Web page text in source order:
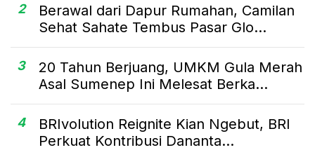
2
Berawal dari Dapur Rumahan, Camilan
Sehat Sahate Tembus Pasar Glo...
3
20 Tahun Berjuang, UMKM Gula Merah
Asal Sumenep Ini Melesat Berka...
4
BRIvolution Reignite Kian Ngebut, BRI
Perkuat Kontribusi Dananta...